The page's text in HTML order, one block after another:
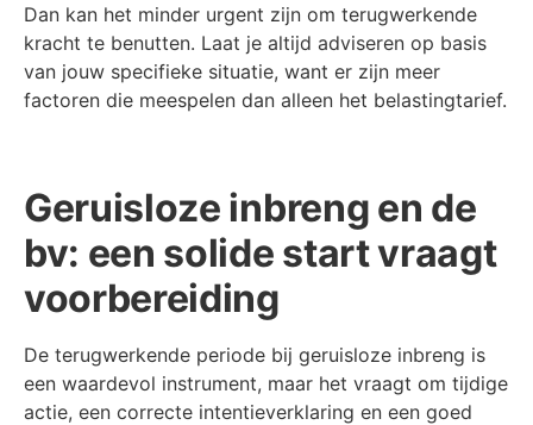
Dan kan het minder urgent zijn om terugwerkende
kracht te benutten. Laat je altijd adviseren op basis
van jouw specifieke situatie, want er zijn meer
factoren die meespelen dan alleen het belastingtarief.
Geruisloze inbreng en de
bv: een solide start vraagt
voorbereiding
De terugwerkende periode bij geruisloze inbreng is
een waardevol instrument, maar het vraagt om tijdige
actie, een correcte intentieverklaring en een goed